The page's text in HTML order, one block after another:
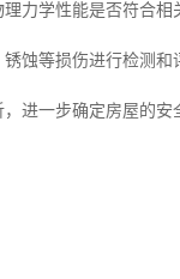
力学性能是否符合相
蚀等损伤进行检测和
进一步确定房屋的安